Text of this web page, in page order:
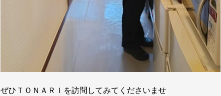
ぜひＴＯＮＡＲＩを訪問してみてくださいませ